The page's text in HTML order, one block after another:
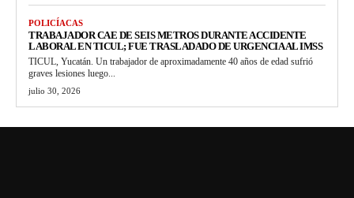
POLICÍACAS
TRABAJADOR CAE DE SEIS METROS DURANTE ACCIDENTE
LABORAL EN TICUL; FUE TRASLADADO DE URGENCIA AL IMSS
TICUL, Yucatán. Un trabajador de aproximadamente 40 años de edad sufrió
graves lesiones luego...
julio 30, 2026